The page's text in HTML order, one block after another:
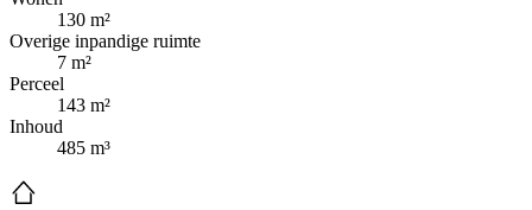
130 m²
Overige inpandige ruimte
7 m²
Perceel
143 m²
Inhoud
485 m³